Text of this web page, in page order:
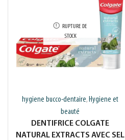
RUPTURE DE
STOCK
hygiene bucco-dentaire,Hygiene et
beauté
DENTIFRICE COLGATE
NATURAL EXTRACTS AVEC SEL